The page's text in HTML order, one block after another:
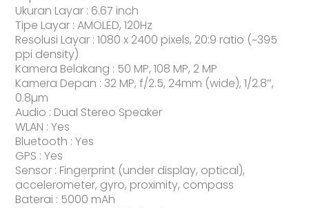
Ukuran Layar : 6.67 inch
Tipe Layar : AMOLED, 120Hz
Resolusi Layar : 1080 x 2400 pixels, 20:9 ratio (~395
ppi density)
Kamera Belakang : 50 MP, 108 MP, 2 MP
Kamera Depan : 32 MP, f/2.5, 24mm (wide), 1/2.8″,
0.8µm
Audio : Dual Stereo Speaker
WLAN : Yes
Bluetooth : Yes
GPS : Yes
Sensor : Fingerprint (under display, optical),
accelerometer, gyro, proximity, compass
Baterai : 5000 mAh